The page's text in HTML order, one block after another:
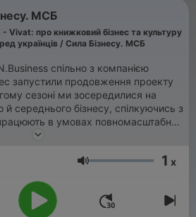
МСБ
- Vivat: про книжковий бізнес та культуру
українців / Сила Бізнесу. МСБ
спільно з компанією
запустили продовження проекту
сезоні ми зосередилися на
середнього бізнесу, спілкуючись з
в умовах повномасштабної
та втілюють подальший
Głośność 1 x